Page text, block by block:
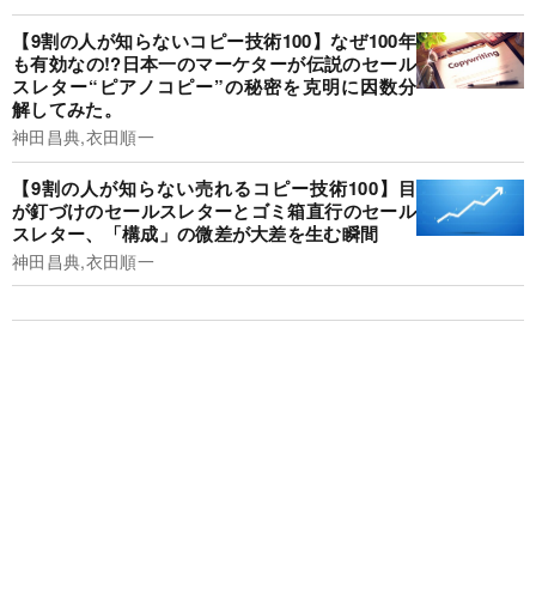
【9割の人が知らないコピー技術100】なぜ100年
も有効なの!?日本一のマーケターが伝説のセール
スレター“ピアノコピー”の秘密を克明に因数分
解してみた。
神田昌典,衣田順一
【9割の人が知らない売れるコピー技術100】目
が釘づけのセールスレターとゴミ箱直行のセール
スレター、「構成」の微差が大差を生む瞬間
神田昌典,衣田順一